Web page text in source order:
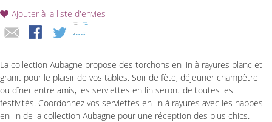
Ajouter à la liste d'envies
La collection Aubagne propose des torchons en lin à rayures blanc et
granit pour le plaisir de vos tables. Soir de fête, déjeuner champêtre
ou dîner entre amis, les serviettes en lin seront de toutes les
festivités. Coordonnez vos serviettes en lin à rayures avec les nappes
en lin de la collection Aubagne pour une réception des plus chics.